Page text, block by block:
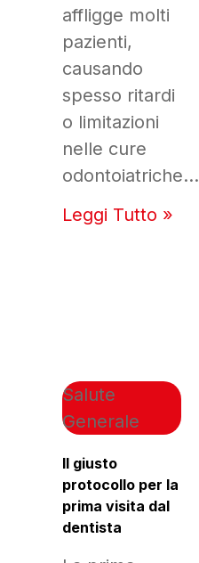
affligge molti
pazienti,
causando
spesso ritardi
o limitazioni
nelle cure
odontoiatriche…
Leggi Tutto »
Salute
Generale
Il giusto
protocollo per la
prima visita dal
dentista